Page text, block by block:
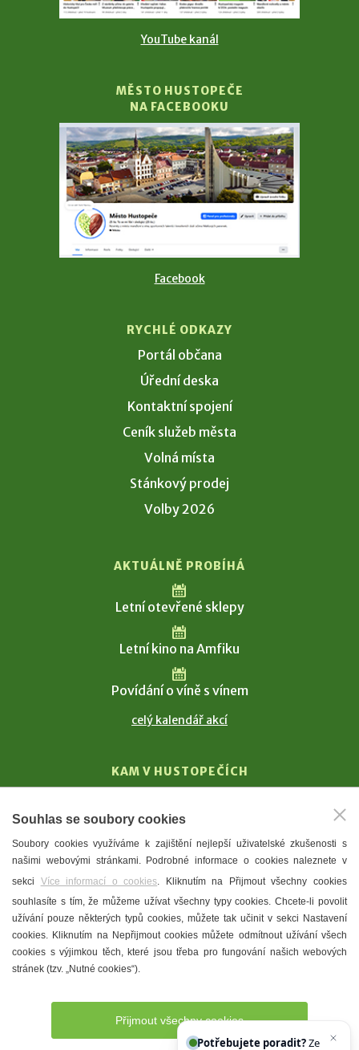
YouTube kanál
MĚSTO HUSTOPEČE
NA FACEBOOKU
Facebook
RYCHLÉ ODKAZY
Portál občana
Úřední deska
Kontaktní spojení
Ceník služeb města
Volná místa
Stánkový prodej
Volby 2026
AKTUÁLNĚ PROBÍHÁ
Letní otevřené sklepy
Letní kino na Amfiku
Povídání o víně s vínem
celý kalendář akcí
KAM V HUSTOPEČÍCH
T. G. Masaryk
Mandloně
Ubytování
Restaurace
Městské muzeum a galerie
Denní meníčka
Souhlas se soubory cookies
Soubory cookies využíváme k zajištění nejlepší uživatelské zkušenosti s
našimi webovými stránkami. Podrobné informace o cookies naleznete v
sekci Více informací o cookies. Kliknutím na Přijmout všechny cookies
souhlasíte s tím, že můžeme užívat všechny typy cookies. Chcete-li povolit
užívání pouze některých typů cookies, můžete tak učinit v sekci Nastavení
cookies. Kliknutím na Nepřijmout cookies můžete odmítnout užívání všech
cookies s výjimkou těch, které jsou třeba pro fungování našich webových
stránek (tzv. „Nutné cookies“).
Přijmout všechny cookies
Potřebujete poradit?Zeptejte se naš